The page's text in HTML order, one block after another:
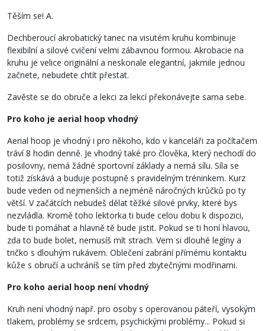
Těším se! A.
Dechberoucí akrobatický tanec na visutém kruhu kombinuje
flexibilní a silové cvičení velmi zábavnou formou. Akrobacie na
kruhu je velice originální a neskonale elegantní, jakmile jednou
začnete, nebudete chtít přestat.
Zavěste se do obruče a lekci za lekcí překonávejte sama sebe.
Pro koho je aerial hoop vhodný
Aerial hoop je vhodný i pro někoho, kdo v kanceláři za počítačem
tráví 8 hodin denně. Je vhodný také pro člověka, který nechodí do
posilovny, nemá žádné sportovní základy a nemá sílu. Síla se
totiž získává a buduje postupně s pravidelným tréninkem. Kurz
bude veden od nejmenších a nejméně náročných krůčků po ty
větší. V začátcích nebudeš dělat těžké silové prvky, které bys
nezvládla. Kromě toho lektorka ti bude celou dobu k dispozici,
bude ti pomáhat a hlavně tě bude jistit. Pokud se ti honí hlavou,
zda to bude bolet, nemusíš mít strach. Vem si dlouhé legíny a
tričko s dlouhým rukávem. Oblečení zabrání přímému kontaktu
kůže s obručí a uchráníš se tím před zbytečnými modřinami.
Pro koho aerial hoop není vhodný
Kruh není vhodný např. pro osoby s operovanou páteří, vysokým
tlakem, problémy se srdcem, psychickými problémy... Pokud si